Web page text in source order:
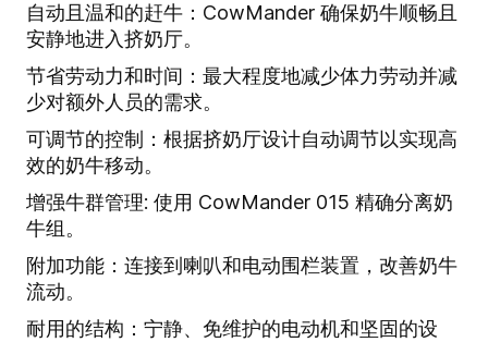
自动且温和的赶牛：CowMander 确保奶牛顺畅且
安静地进入挤奶厅。
节省劳动力和时间：最大程度地减少体力劳动并减
少对额外人员的需求。
可调节的控制：根据挤奶厅设计自动调节以实现高
效的奶牛移动。
增强牛群管理: 使用 CowMander 015 精确分离奶
牛组。
附加功能：连接到喇叭和电动围栏装置，改善奶牛
流动。
耐用的结构：宁静、免维护的电动机和坚固的设